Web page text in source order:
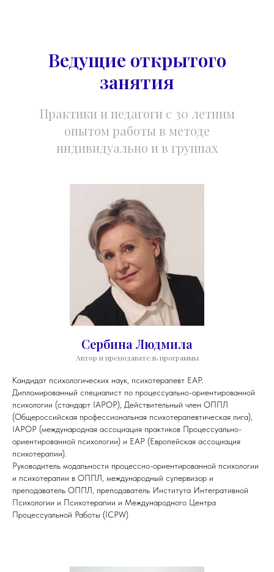
Ведущие открытого
занятия
Практики и педагоги с 30 летним
опытом работы в методе
индивидуально и в группах
Сербина Людмила
Автор и преподаватель программы
Кандидат психологических наук, психотерапевт ЕАР.
Дипломированный специалист по процессуально-ориентированной
психологии (стандарт IAPOP), Действительный член ОППЛ
(Общероссийская профессиональная психотерапевтическая лига),
IAPOP (международная ассоциация практиков Процессуально-
ориентированной психологии) и ЕАР (Европейская ассоциация
психотерапии).
Руководитель модальности процессно-ориентированной психологии
и психотерапии в ОППЛ, международный супервизор и
преподаватель ОППЛ, преподаватель Института Интегративной
Психологии и Психотерапии и Международного Центра
Процессуальной Работы (ICPW)